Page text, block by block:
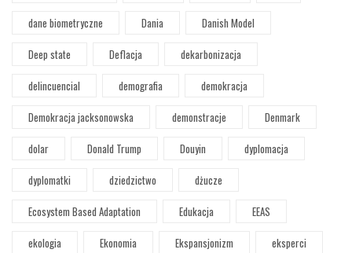
dane biometryczne Dania
Danish Model
Deep state
Deflacja
dekarbonizacja
delincuencial
demografia
demokracja
Demokracja jacksonowska
demonstracje
Denmark
dolar
Donald Trump Douyin
dyplomacja
dyplomatki
dziedzictwo
dżucze
Ecosystem Based Adaptation
Edukacja
EEAS
ekologia
Ekonomia Ekspansjonizm
eksperci